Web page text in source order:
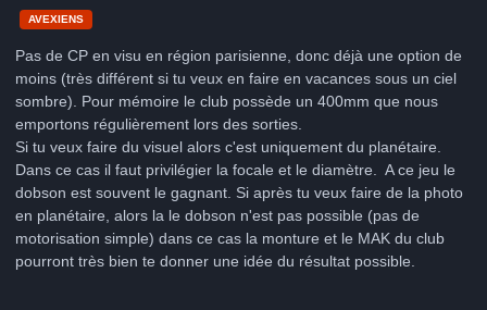
AVEXIENS
Pas de CP en visu en région parisienne, donc déjà une option de
moins (très différent si tu veux en faire en vacances sous un ciel
sombre). Pour mémoire le club possède un 400mm que nous
emportons régulièrement lors des sorties.
Si tu veux faire du visuel alors c'est uniquement du planétaire.
Dans ce cas il faut privilégier la focale et le diamètre. A ce jeu le
dobson est souvent le gagnant. Si après tu veux faire de la photo
en planétaire, alors la le dobson n'est pas possible (pas de
motorisation simple) dans ce cas la monture et le MAK du club
pourront très bien te donner une idée du résultat possible.